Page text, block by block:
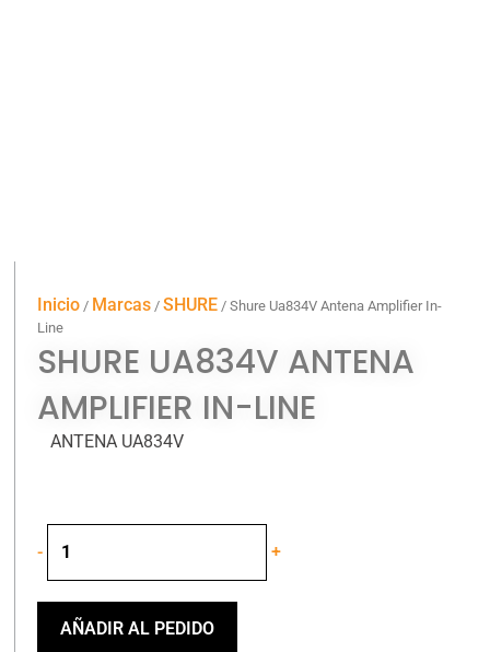
Inicio / Marcas /SHURE / Shure Ua834V Antena Amplifier In-
Line
SHURE UA834V ANTENA
AMPLIFIER IN-LINE
ANTENA UA834V
-
Ua834V
Antena
Amplifier
In-
+
AÑADIR AL PEDIDO